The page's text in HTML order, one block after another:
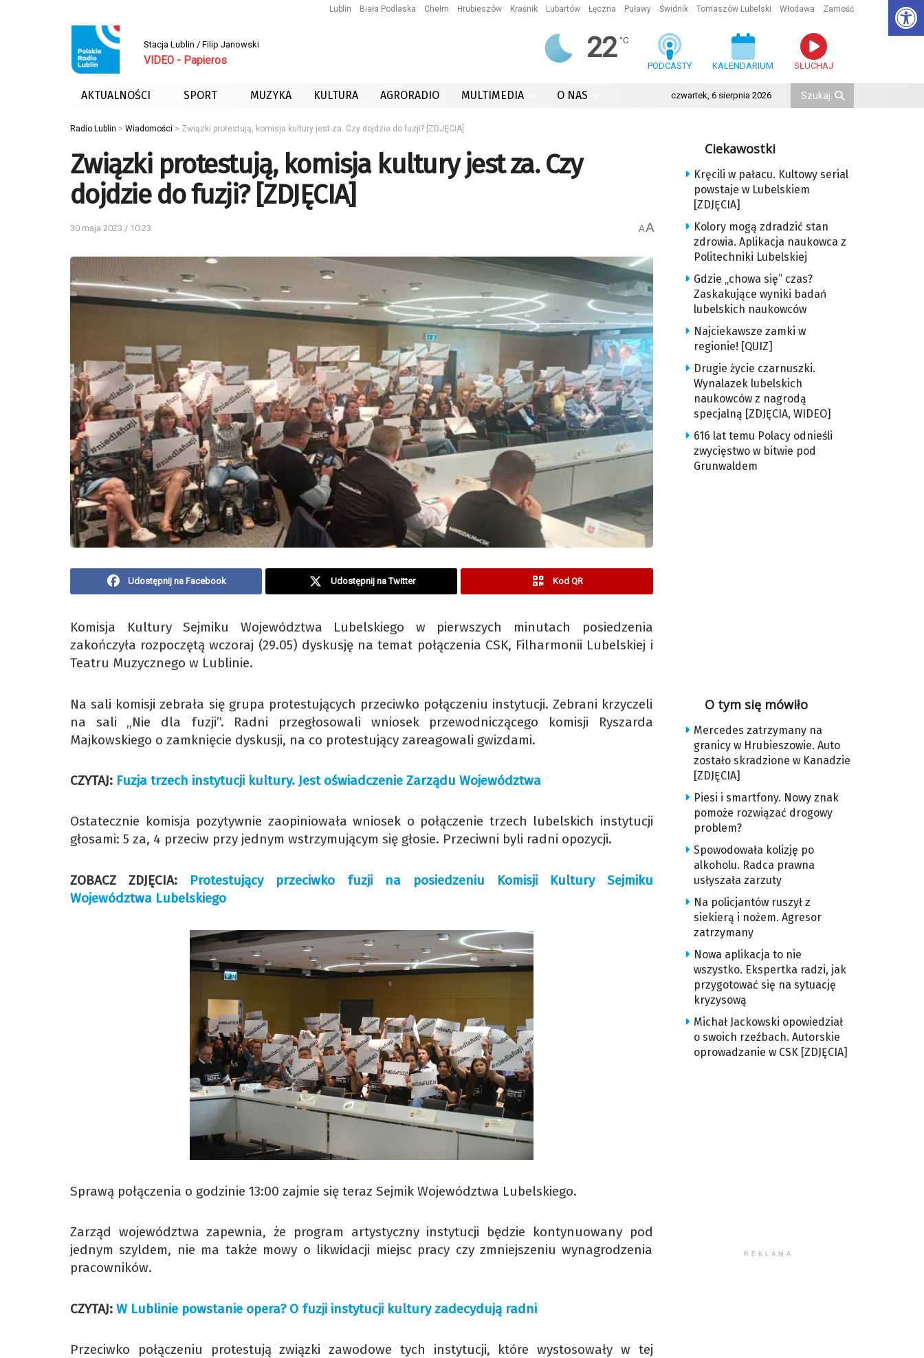
Lublin Biała Podlaska Chełm Hrubieszów Kraśnik Lubartów Łęczna Puławy Świdnik Tomaszów Lubelski Włodawa Zamość
Stacja Lublin / Filip Janowski
VIDEO - Papieros 22 °C
PODCASTY KALENDARIUM SŁUCHAJ
AKTUALNOŚCI SPORT MUZYKA KULTURA AGRORADIO MULTIMEDIA O NAS czwartek, 6 sierpnia 2026
Radio Lublin > Wiadomości > Związki protestują, komisja kultury jest za. Czy dojdzie do fuzji? [ZDJĘCIA]
Związki protestują, komisja kultury jest za. Czy
dojdzie do fuzji? [ZDJĘCIA]
30 maja 2023 / 10:23 AA
Udostępnij na Facebook Udostępnij na Twitter Kod QR
Komisja Kultury Sejmiku Województwa Lubelskiego w pierwszych minutach posiedzenia
zakończyła rozpoczętą wczoraj (29.05) dyskusję na temat połączenia CSK, Filharmonii Lubelskiej i
Teatru Muzycznego w Lublinie.
Na sali komisji zebrała się grupa protestujących przeciwko połączeniu instytucji. Zebrani krzyczeli
na sali „Nie dla fuzji”. Radni przegłosowali wniosek przewodniczącego komisji Ryszarda
Majkowskiego o zamknięcie dyskusji, na co protestujący zareagowali gwizdami.
CZYTAJ: Fuzja trzech instytucji kultury. Jest oświadczenie Zarządu Województwa
Ostatecznie komisja pozytywnie zaopiniowała wniosek o połączenie trzech lubelskich instytucji
głosami: 5 za, 4 przeciw przy jednym wstrzymującym się głosie. Przeciwni byli radni opozycji.
ZOBACZ ZDJĘCIA: Protestujący przeciwko fuzji na posiedzeniu Komisji Kultury Sejmiku
Województwa Lubelskiego
Sprawą połączenia o godzinie 13:00 zajmie się teraz Sejmik Województwa Lubelskiego.
Zarząd województwa zapewnia, że program artystyczny instytucji będzie kontynuowany pod
jednym szyldem, nie ma także mowy o likwidacji miejsc pracy czy zmniejszeniu wynagrodzenia
pracowników.
CZYTAJ: W Lublinie powstanie opera? O fuzji instytucji kultury zadecydują radni
Przeciwko połączeniu protestują związki zawodowe tych instytucji, które wystosowały w tej
Ciekawostki
Kręcili w pałacu. Kultowy serial
powstaje w Lubelskiem
[ZDJĘCIA]
Kolory mogą zdradzić stan
zdrowia. Aplikacja naukowca z
Politechniki Lubelskiej
Gdzie „chowa się” czas?
Zaskakujące wyniki badań
lubelskich naukowców
Najciekawsze zamki w
regionie! [QUIZ]
Drugie życie czarnuszki.
Wynalazek lubelskich
naukowców z nagrodą
specjalną [ZDJĘCIA, WIDEO]
616 lat temu Polacy odnieśli
zwycięstwo w bitwie pod
Grunwaldem
O tym się mówiło
Mercedes zatrzymany na
granicy w Hrubieszowie. Auto
zostało skradzione w Kanadzie
[ZDJĘCIA]
Piesi i smartfony. Nowy znak
pomoże rozwiązać drogowy
problem?
Spowodowała kolizję po
alkoholu. Radca prawna
usłyszała zarzuty
Na policjantów ruszył z
siekierą i nożem. Agresor
zatrzymany
Nowa aplikacja to nie
wszystko. Ekspertka radzi, jak
przygotować się na sytuację
kryzysową
Michał Jackowski opowiedział
o swoich rzeźbach. Autorskie
oprowadzanie w CSK [ZDJĘCIA]
REKLAMA